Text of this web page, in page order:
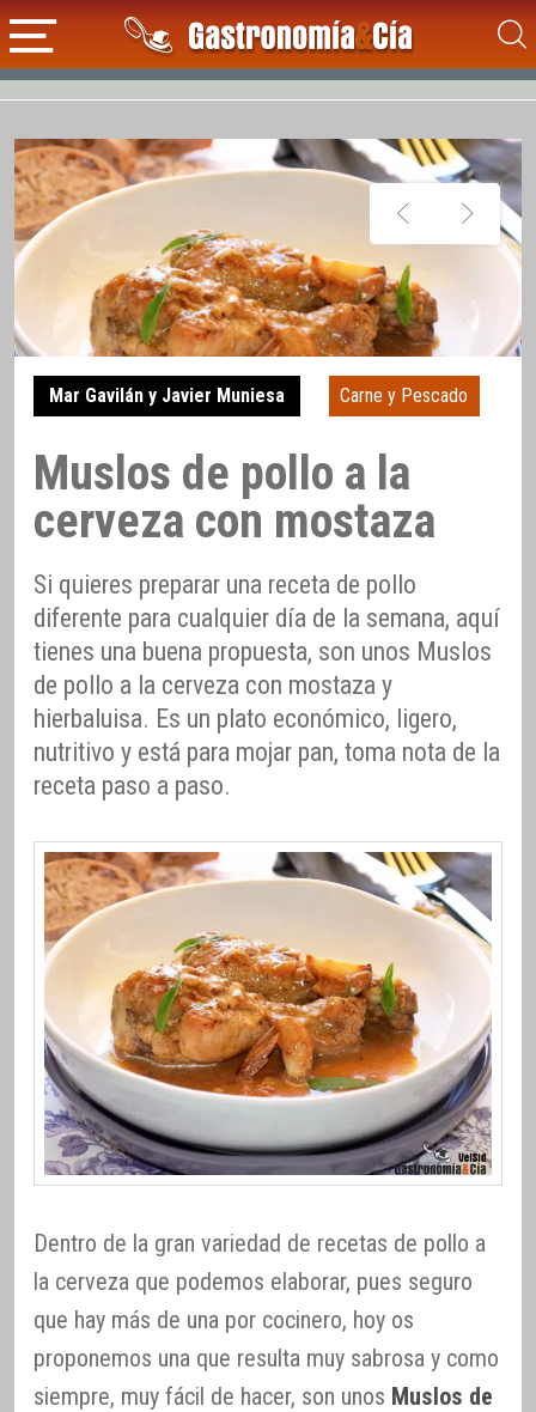
Mar Gavilán y Javier Muniesa Carne y Pescado
Muslos de pollo a la
cerveza con mostaza
Si quieres preparar una receta de pollo
diferente para cualquier día de la semana, aquí
tienes una buena propuesta, son unos Muslos
de pollo a la cerveza con mostaza y
hierbaluisa. Es un plato económico, ligero,
nutritivo y está para mojar pan, toma nota de la
receta paso a paso.
Dentro de la gran variedad de recetas de pollo a
la cerveza que podemos elaborar, pues seguro
que hay más de una por cocinero, hoy os
proponemos una que resulta muy sabrosa y como
siempre, muy fácil de hacer, son unos Muslos de